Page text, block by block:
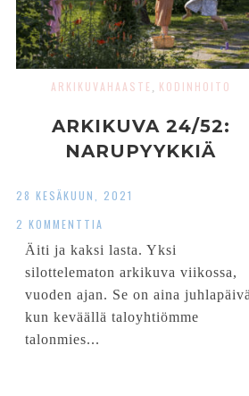
ARKIKUVAHAASTE KODINHOITO
ARKIKUVA 24/52:
NARUPYYKKIÄ
28 KESÄKUUN, 2021
2 KOMMENTTIA
Äiti ja kaksi lasta. Yksi
silottelematon arkikuva viikossa,
vuoden ajan. Se on aina
kun keväällä taloyhtiömme
talonmies...